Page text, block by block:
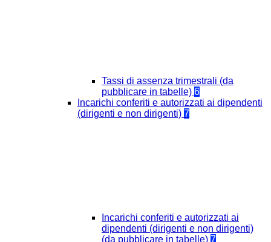
Tassi di assenza trimestrali (da
pubblicare in tabelle) 6
Incarichi conferiti e autorizzati ai dipendenti
(dirigenti e non dirigenti) 7
Incarichi conferiti e autorizzati ai
dipendenti (dirigenti e non dirigenti)
(da pubblicare in tabelle) 7